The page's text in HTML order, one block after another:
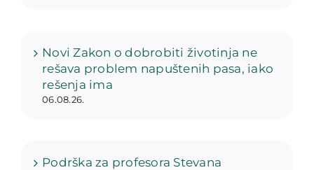
Novi Zakon o dobrobiti životinja ne
rešava problem napuštenih pasa, iako
rešenja ima
06.08.26.
Podrška za profesora Stevana